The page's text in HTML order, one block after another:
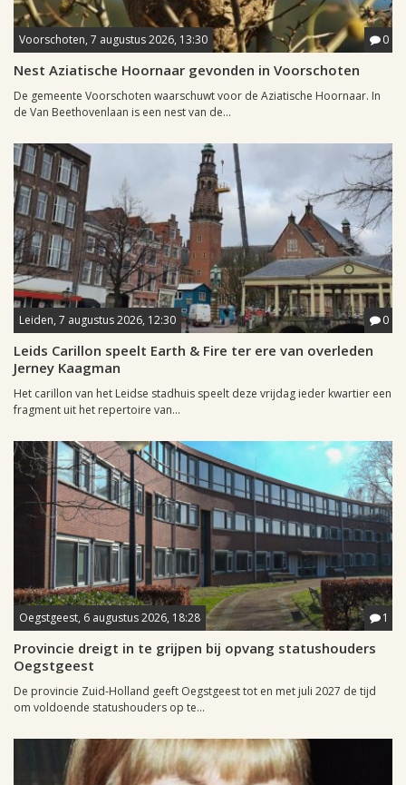
Voorschoten, 7 augustus 2026, 13:30 0
Nest Aziatische Hoornaar gevonden in Voorschoten
De gemeente Voorschoten waarschuwt voor de Aziatische Hoornaar. In
de Van Beethovenlaan is een nest van de...
Leiden, 7 augustus 2026, 12:30 0
Leids Carillon speelt Earth & Fire ter ere van overleden
Jerney Kaagman
Het carillon van het Leidse stadhuis speelt deze vrijdag ieder kwartier een
fragment uit het repertoire van...
Oegstgeest, 6 augustus 2026, 18:28 1
Provincie dreigt in te grijpen bij opvang statushouders
Oegstgeest
De provincie Zuid-Holland geeft Oegstgeest tot en met juli 2027 de tijd
om voldoende statushouders op te...